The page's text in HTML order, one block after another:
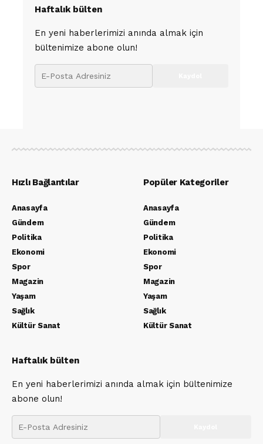
Haftalık bülten
En yeni haberlerimizi anında almak için
bültenimize abone olun!
Hızlı Bağlantılar
Anasayfa
Gündem
Politika
Ekonomi
Spor
Magazin
Yaşam
Sağlık
Kültür Sanat
Popüler Kategoriler
Anasayfa
Gündem
Politika
Ekonomi
Spor
Magazin
Yaşam
Sağlık
Kültür Sanat
Haftalık bülten
En yeni haberlerimizi anında almak için bültenimize
abone olun!